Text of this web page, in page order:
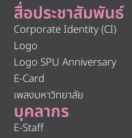
สื่อประชาสัมพันธ์
Corporate Identity (CI)
Logo
Logo SPU Anniversary
E-Card
เพลงมหาวิทยาลัย
บุคลากร
E-Staff